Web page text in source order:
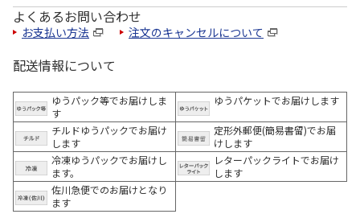
よくあるお問い合わせ
お支払い方法 注文のキャンセルについて
配送情報について
ゆうパック等でお届けしま
す
ゆうパケットでお届けします
チルドゆうパックでお届け
します
定形外郵便(簡易書留)でお届
けします
冷凍ゆうパックでお届けし
ます。
レターパックライトでお届け
します
佐川急便でのお届けとなり
ます